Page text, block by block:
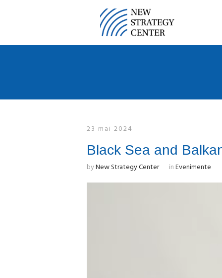
23 mai 2024
Black Sea and
byNew Strategy Center inEvenimente